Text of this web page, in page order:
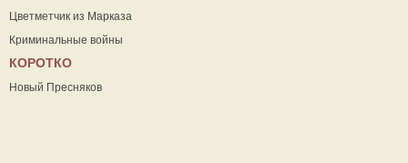
Цветметчик из Марказа
Криминальные войны
КОРОТКО
Новый Пресняков